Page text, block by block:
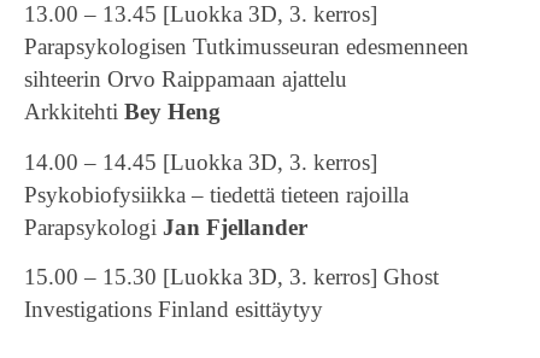
13.00 – 13.45 [Luokka 3D, 3. kerros]
Parapsykologisen Tutkimusseuran edesmenneen
sihteerin Orvo Raippamaan ajattelu
Arkkitehti Bey Heng
14.00 – 14.45 [Luokka 3D, 3. kerros]
Psykobiofysiikka – tiedettä tieteen rajoilla
Parapsykologi Jan Fjellander
15.00 – 15.30 [Luokka 3D, 3. kerros] Ghost
Investigations Finland esittäytyy